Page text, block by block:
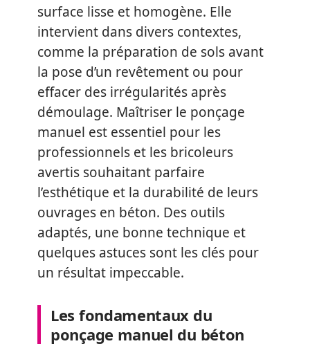
surface lisse et homogène. Elle
intervient dans divers contextes,
comme la préparation de sols avant
la pose d’un revêtement ou pour
effacer des irrégularités après
démoulage. Maîtriser le ponçage
manuel est essentiel pour les
professionnels et les bricoleurs
avertis souhaitant parfaire
l’esthétique et la durabilité de leurs
ouvrages en béton. Des outils
adaptés, une bonne technique et
quelques astuces sont les clés pour
un résultat impeccable.
Les fondamentaux du
ponçage manuel du béton